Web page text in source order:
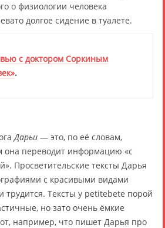
о физиологии человека
долгое сидение в туалете.
с доктором Соркиным
».
Дарьи — это, по её словам,
она переводит информацию «с
Просветительские тексты Дарья
с красивыми видами
трудится. Тексты у petitebete порой
но зато очень ёмкие
например, что пишет Дарья про